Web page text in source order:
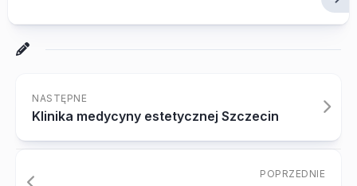
NASTĘPNE
Klinika medycyny estetycznej Szczecin
POPRZEDNIE